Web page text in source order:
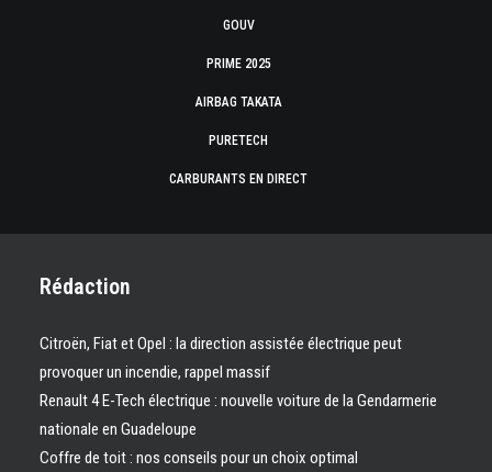
GOUV
PRIME 2025
AIRBAG TAKATA
PURETECH
CARBURANTS EN DIRECT
Rédaction
Citroën, Fiat et Opel : la direction assistée électrique peut
provoquer un incendie, rappel massif
Renault 4 E-Tech électrique : nouvelle voiture de la Gendarmerie
nationale en Guadeloupe
Coffre de toit : nos conseils pour un choix optimal